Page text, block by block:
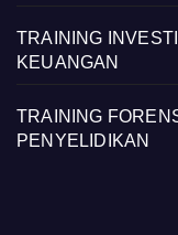
TRAINING
KEUANGAN
TRAINING
PENYELIDIKAN